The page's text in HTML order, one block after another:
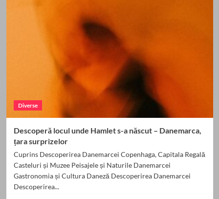
Diverse
Descoperă locul unde Hamlet s-a născut – Danemarca,
țara surprizelor
Cuprins Descoperirea Danemarcei Copenhaga, Capitala Regală
Casteluri și Muzee Peisajele și Naturile Danemarcei
Gastronomia și Cultura Daneză Descoperirea Danemarcei
Descoperirea...